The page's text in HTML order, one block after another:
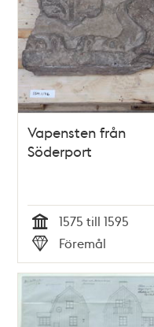
Vapensten från
Söderport
Tid
1575 till 1595
Typ
Föremål